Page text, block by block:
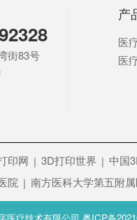
街83号
产
医
医
印网 | 3D打印世界 | 中国
院 | 南方医科大学第五附